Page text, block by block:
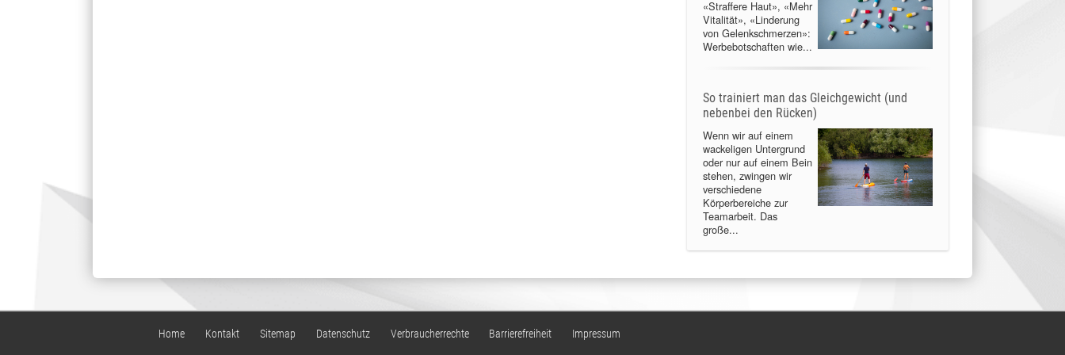
«Straffere Haut», «Mehr
Vitalität», «Linderung
von Gelenkschmerzen»:
Werbebotschaften wie...
So trainiert man das Gleichgewicht (und
nebenbei den Rücken)
Wenn wir auf einem
wackeligen Untergrund
oder nur auf einem Bein
stehen, zwingen wir
verschiedene
Körperbereiche zur
Teamarbeit. Das
große...
Home Kontakt Sitemap Datenschutz Verbraucherrechte Barrierefreiheit Impressum